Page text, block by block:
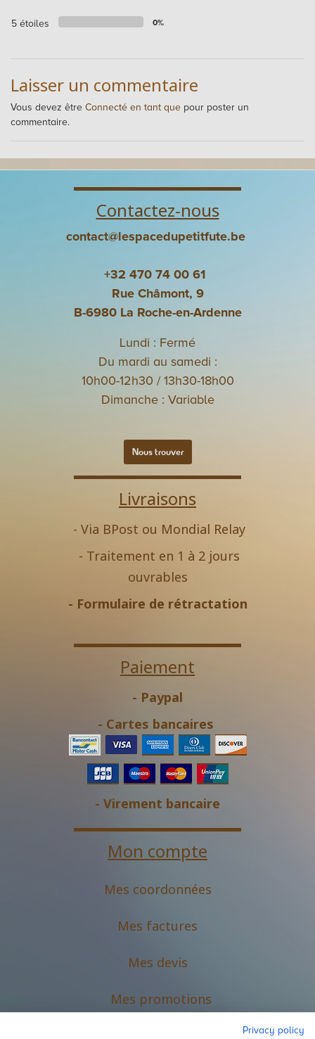
5 étoiles 0%
Laisser un commentaire
Vous devez être Connecté en tant que pour poster un
commentaire.
Contactez-nous
contact@lespacedupetitfute.be
+32 470 74 00 61
Rue Châmont, 9
B-6980 La Roche-en-Ardenne
Lundi : Fermé
Du mardi au samedi :
10h00-12h30 / 13h30-18h00
Dimanche : Variable
Nous trouver
Livraisons
- Via BPost ou Mondial Relay
- Traitement en 1 à 2 jours
ouvrables
- Formulaire de rétractation
Paiement
- Paypal
- Cartes bancaires
- Virement bancaire
Mon compte
Mes coordonnées
Mes factures
Mes devis
Mes promotions
Privacy policy